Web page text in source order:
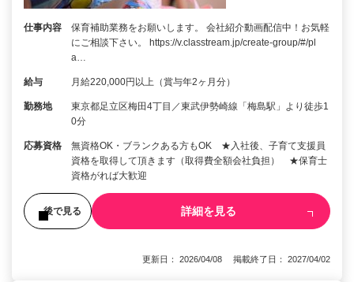
仕事内容
保育補助業務をお願いします。 会社紹介動画配信中！お気軽
にご相談下さい。 https://v.classtream.jp/create-group/#/pl
a…
給与 月給220,000円以上（賞与年2ヶ月分）
勤務地
東京都足立区梅田4丁目／東武伊勢崎線「梅島駅」より徒歩1
0分
応募資格
無資格OK・ブランクある方もOK ★入社後、子育て支援員
資格を取得して頂きます（取得費全額会社負担） ★保育士
資格がれば大歓迎
後で見る 詳細を見る
更新日： 2026/04/08 掲載終了日： 2027/04/02